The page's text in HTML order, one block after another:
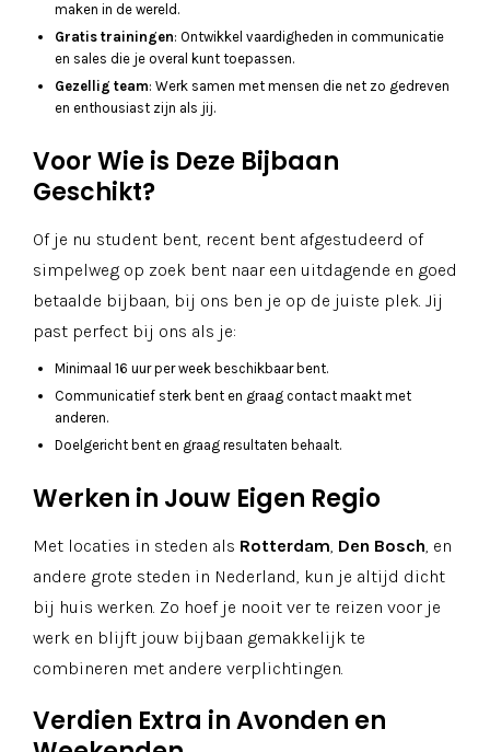
maken in de wereld.
Gratis trainingen: Ontwikkel vaardigheden in communicatie
en sales die je overal kunt toepassen.
Gezellig team: Werk samen met mensen die net zo gedreven
en enthousiast zijn als jij.
Voor Wie is Deze Bijbaan
Geschikt?
Of je nu student bent, recent bent afgestudeerd of
simpelweg op zoek bent naar een uitdagende en goed
betaalde bijbaan, bij ons ben je op de juiste plek. Jij
past perfect bij ons als je:
Minimaal 16 uur per week beschikbaar bent.
Communicatief sterk bent en graag contact maakt met
anderen.
Doelgericht bent en graag resultaten behaalt.
Werken in Jouw Eigen Regio
Met locaties in steden als Rotterdam, Den Bosch, en
andere grote steden in Nederland, kun je altijd dicht
bij huis werken. Zo hoef je nooit ver te reizen voor je
werk en blijft jouw bijbaan gemakkelijk te
combineren met andere verplichtingen.
Verdien Extra in Avonden en